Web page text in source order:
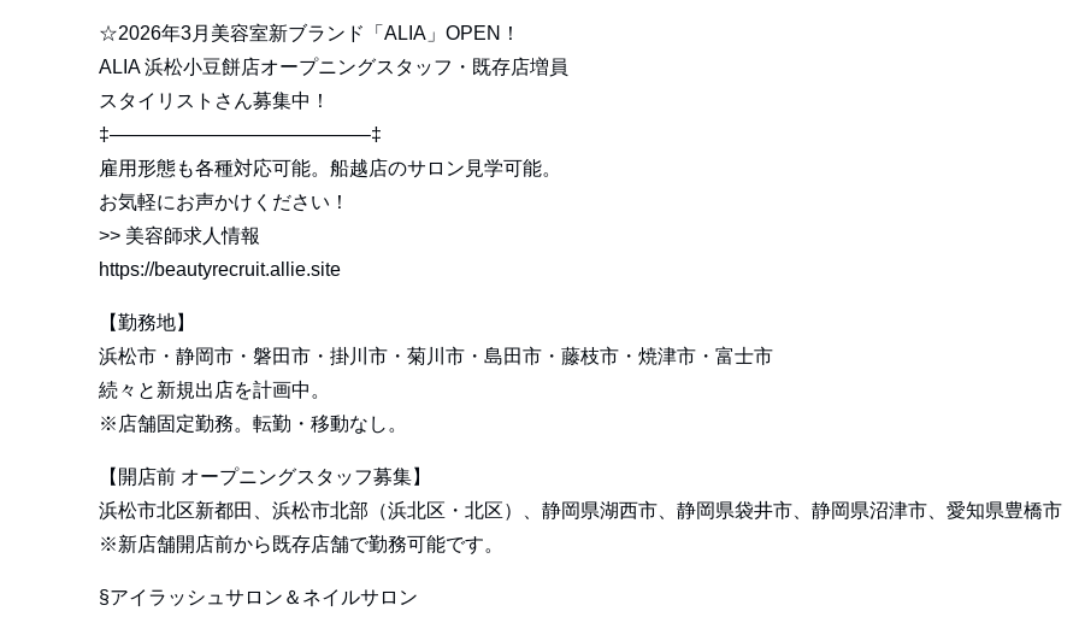
☆2026年3月美容室新ブランド「ALIA」OPEN！
ALIA 浜松小豆餅店オープニングスタッフ・既存店増員
スタイリストさん募集中！
‡—————————————–‡
雇用形態も各種対応可能。船越店のサロン見学可能。
お気軽にお声かけください！
>> 美容師求人情報
https://beautyrecruit.allie.site
【勤務地】
浜松市・静岡市・磐田市・掛川市・菊川市・島田市・藤枝市・焼津市・富士市
続々と新規出店を計画中。
※店舗固定勤務。転勤・移動なし。
【開店前 オープニングスタッフ募集】
浜松市北区新都田、浜松市北部（浜北区・北区）、静岡県湖西市、静岡県袋井市、静岡県沼津市、愛知県豊橋市
※新店舗開店前から既存店舗で勤務可能です。
§アイラッシュサロン＆ネイルサロン